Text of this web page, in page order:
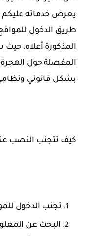
يعرض خدماته
طريق الدخول
المذكورة أعلاه،
المفصلة حول الهجرة
بشكل قانوني
كيف تتجنب النصب
تجنب الدخول
البحث عن